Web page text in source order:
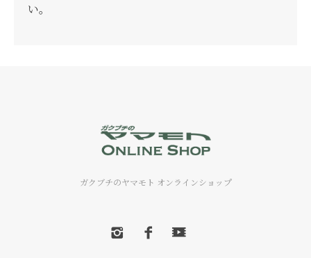
い。
ガクブチのヤマモト オンラインショップ